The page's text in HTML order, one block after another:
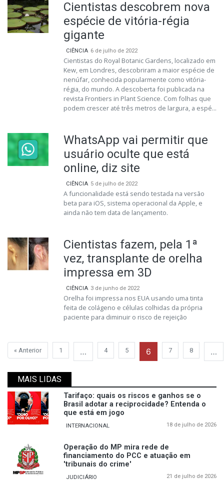
Cientistas descobrem nova
espécie de vitória-régia
gigante
CIÊNCIA 6 de julho de 2022
Cientistas do Royal Botanic Gardens, localizado em
Kew, em Londres, descobriram a maior espécie de
nenúfar, conhecida popularmente como vitória-
régia, do mundo. A descoberta foi publicada na
revista Frontiers in Plant Science. Com folhas que
podem crescer até três metros de largura, a espé...
WhatsApp vai permitir que
usuário oculte que está
online, diz site
CIÊNCIA 5 de julho de 2022
A funcionalidade está sendo testada na versão
beta para iOS, sistema operacional da Apple, e
ainda não tem data de lançamento.
Cientistas fazem, pela 1ª
vez, transplante de orelha
impressa em 3D
CIÊNCIA 3 de junho de 2022
Orelha foi impressa nos EUA usando uma tinta
feita de colágeno e células colhidas da própria
paciente para diminuir o risco de rejeição
« Anterior 1 … 4 5 6 7 8 …
MAIS LIDAS
Tarifaço: quais os riscos e ganhos se o
Brasil adotar a reciprocidade? Entenda o
que está em jogo
INTERNACIONAL 18 de julho de 2026
Operação do MP mira rede de
financiamento do PCC e atuação em
'tribunais do crime'
JUDICIÁRIO 21 de julho de 2026